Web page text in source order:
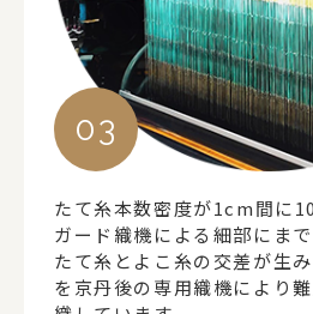
たて糸本数密度が1cm間に
ガード織機による細部にま
たて糸とよこ糸の交差が生
を京丹後の専用織機により